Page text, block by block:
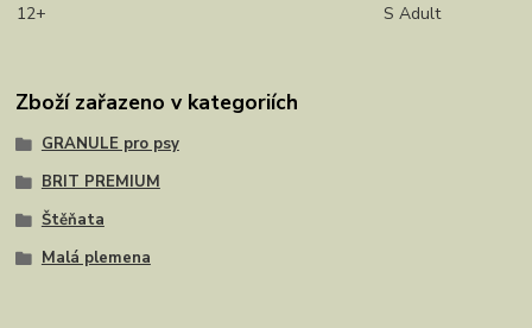
12+
S Adult
Zboží zařazeno v kategoriích
GRANULE pro psy
BRIT PREMIUM
Štěňata
Malá plemena